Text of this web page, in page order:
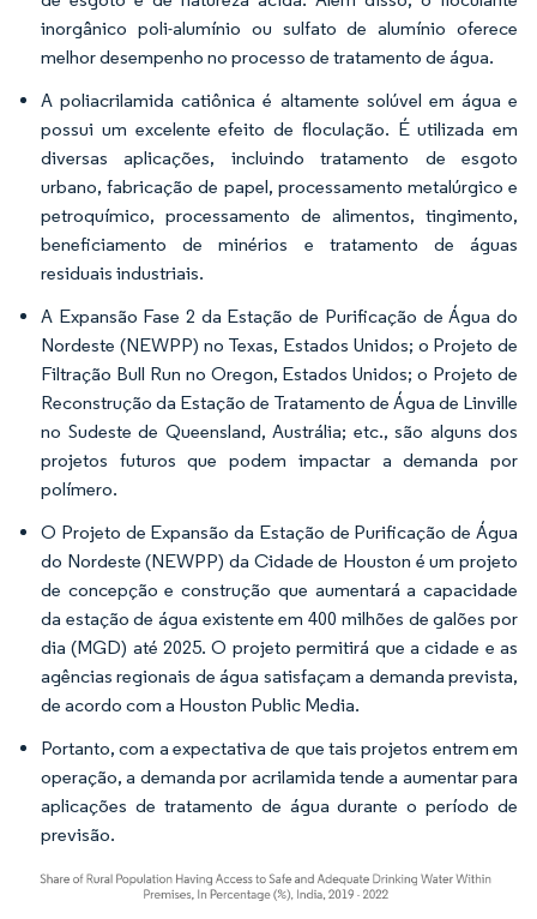
inorgânico poli-alumínio ou sulfato de alumínio oferece
melhor desempenho no processo de tratamento de água.
A poliacrilamida catiônica é altamente solúvel em água e
possui um excelente efeito de floculação. É utilizada em
diversas aplicações, incluindo tratamento de esgoto
urbano, fabricação de papel, processamento metalúrgico e
petroquímico, processamento de alimentos, tingimento,
beneficiamento de minérios e tratamento de águas
residuais industriais.
A Expansão Fase 2 da Estação de Purificação de Água do
Nordeste (NEWPP) no Texas, Estados Unidos; o Projeto de
Filtração Bull Run no Oregon, Estados Unidos; o Projeto de
Reconstrução da Estação de Tratamento de Água de Linville
no Sudeste de Queensland, Austrália; etc., são alguns dos
projetos futuros que podem impactar a demanda por
polímero.
O Projeto de Expansão da Estação de Purificação de Água
do Nordeste (NEWPP) da Cidade de Houston é um projeto
de concepção e construção que aumentará a capacidade
da estação de água existente em 400 milhões de galões por
dia (MGD) até 2025. O projeto permitirá que a cidade e as
agências regionais de água satisfaçam a demanda prevista,
de acordo com a Houston Public Media.
Portanto, com a expectativa de que tais projetos entrem em
operação, a demanda por acrilamida tende a aumentar para
aplicações de tratamento de água durante o período de
previsão.